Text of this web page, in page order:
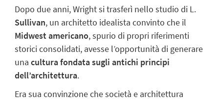
Dopo due anni, Wright si trasferì nello studio di L.
Sullivan, un architetto idealista convinto che il
Midwest americano, spurio di propri riferimenti
storici consolidati, avesse l’opportunità di generare
una cultura fondata sugli antichi principi
dell’architettura.
Era sua convinzione chesocietà e architettura